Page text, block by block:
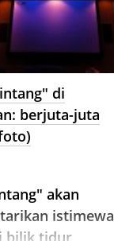
di
berjuta-juta
akan
istimewa